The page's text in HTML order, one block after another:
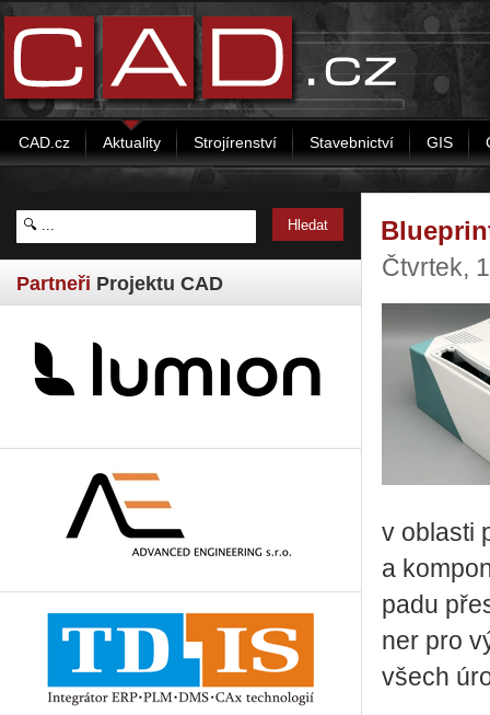
CAD.cz Aktuality Strojírenství Stavebnictví GIS
Partneři Projektu CAD
Čtvrtek,
v ob­las­ti
a
pa­du
ner pro
všech